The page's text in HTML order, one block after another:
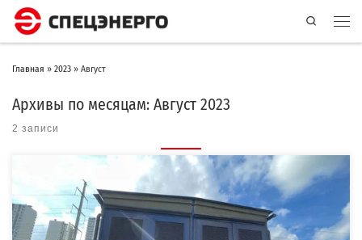
Search
Главная » 2023 » Август
Архивы по месяцам: Август 2023
2 записи